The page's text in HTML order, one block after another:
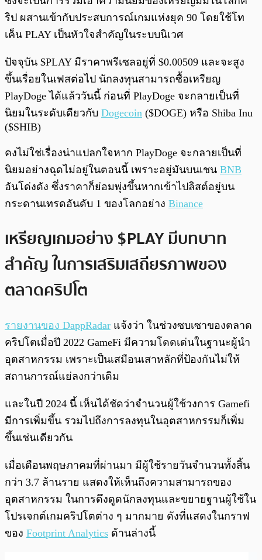
ริป ผสานเข้ากับประสบการณ์เกมแห่งยุค 90 โดยใช้โท
เค็น PLAY เป็นหัวใจสำคัญในระบบนิเวศ
ปัจจุบัน $PLAY มีราคาพรีเซลอยู่ที่ $0.00509 และจะสูง
ขึ้นเรื่อยในเฟสต่อไป นักลงทุนสามารถซื้อเหรียญ
PlayDoge ได้แล้ววันนี้ ก่อนที่ PlayDoge จะกลายเป็นที่
นิยมในระดับเดียวกับ Dogecoin ($DOGE) หรือ Shiba Inu
($SHIB)
คงไม่ใช่เรื่องน่าแปลกใจหาก PlayDoge จะกลายเป็นที่
นิยมอย่างฉุดไม่อยู่ในตอนนี้ เพราะอยู่มันบนเชน BNB
อันโด่งดัง ซึ่งราคาก็ย่อมพุ่งขึ้นหากเข้าไปลิสต์อยู่บน
กระดานเทรดอันดับ 1 ของโลกอย่าง Binance
เหรียญเกมอย่าง $PLAY มีบทบาท
สำคัญ ในการเสริมเสถียรภาพของ
ตลาดคริปโต
รายงานของ DappRadar แจ้งว่า ในช่วงซบเซาของตลาด
คริปโตเมื่อปี 2022 GameFi มีความโดดเด่นในฐานะผู้นำ
อุตสาหกรรม เพราะเป็นเสมือนเสาหลักที่ป้องกันไม่ให้
สถานการณ์แย่ลงกว่าเดิม
และในปี 2024 นี้ เห็นได้ชัดว่าจำนวนผู้ใช้วงการ Gamefi
มีการเพิ่มขึ้น รวมไปถึงการลงทุนในอุตสาหกรรมก็เพิ่ม
ขึ้นเช่นเดียวกัน
เมื่อเดือนพฤษภาคมที่ผ่านมา มีผู้ใช้รายวันจำนวนทั้งสิ้น
กว่า 3.7 ล้านราย แสดงให้เห็นถึงความสามารถของ
อุตสาหกรรม ในการดึงดูดนักลงทุนและขยายฐานผู้ใช้ใน
โปรเจกต์เกมคริปโตต่าง ๆ มากมาย ดังที่แสดงในกราฟ
ของ Footprint Analytics ด้านล่างนี้